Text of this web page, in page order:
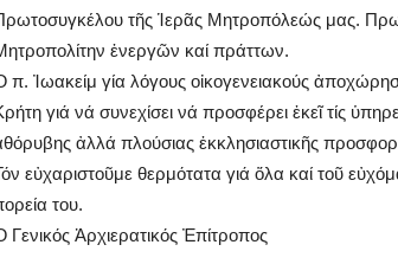
τῆς Ἱερᾶς Μητροπόλεώς μας.
ἐνεργῶν καί πράττων.
π. Ἰωακείμ γία λόγους οἰκογενειακούς
γιά νά συνεχίσει νά προσφέρει ἐκεῖ τίς
ἀλλά πλούσιας ἐκκλησιαστικῆς
εὐχαριστοῦμε θερμότατα γιά ὅλα καί τοῦ
του.
Γενικός Ἀρχιερατικός Ἐπίτροπος